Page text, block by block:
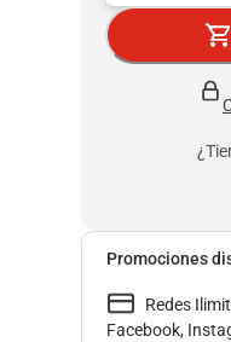
Promociones
Redes
Facebook,